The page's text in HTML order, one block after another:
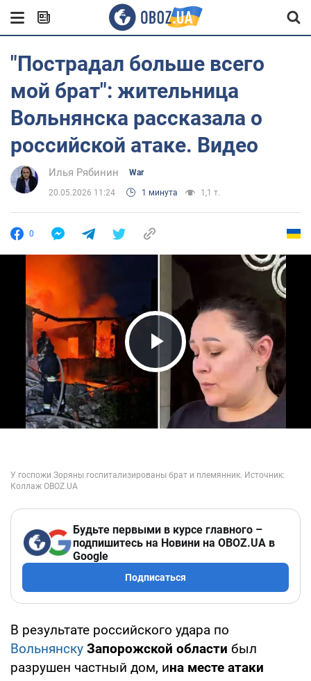
"Пострадал больше всего
мой брат": жительница
Вольнянска рассказала о
российской атаке. Видео
Илья Рябинин War
20.05.2026 11:24 1 минута 1,1 т.
0
Play Video
Будьте первыми в курсе главного –
подпишитесь на Новини на OBOZ.UA в
Google
Подписаться
В результате российского удара по
Вольнянску Запорожской области был
разрушен частный дом, ина месте атаки